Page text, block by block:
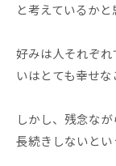
と考えているかと
好みは人それぞ
いはとても幸せな
しかし、残念な
長続きしないとい